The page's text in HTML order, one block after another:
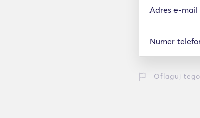
Adres e-mail
Numer
Oflaguj